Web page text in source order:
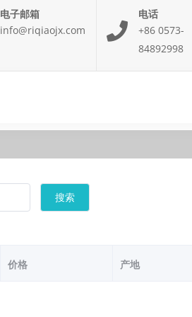
电子邮箱
info@riqiaojx.com
电话
+86 0573-
84892998
搜索
价格 产地